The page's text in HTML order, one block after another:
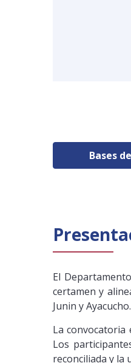
Bases
El
certamen y
Junin y Ayacucho.
La
Los
reconciliada y la